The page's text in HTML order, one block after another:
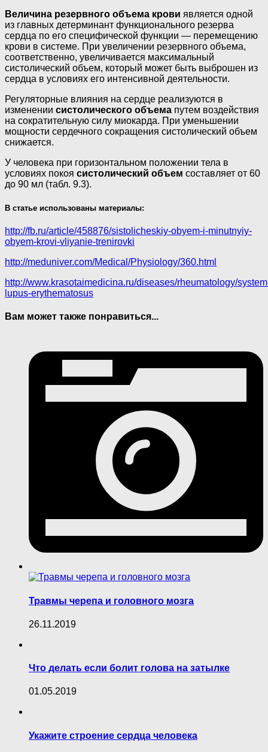
Величина резервного объема крови является одной
из главных детерминант функционального резерва
сердца по его специфической функции — перемещению
крови в системе. При увеличении резервного объема,
соответственно, увеличивается максимальный
систолический объем, который может быть выброшен из
сердца в условиях его интенсивной деятельности.
Регуляторные влияния на сердце реализуются в
изменении систолического объема путем воздействия
на сократительную силу миокарда. При уменьшении
мощности сердечного сокращения систолический объем
снижается.
У человека при горизонтальном положении тела в
условиях покоя систолический объем составляет от 60
до 90 мл (табл. 9.3).
В статье использованы материалы:
http://fb.ru/article/458876/sistolicheskiy-obyem-i-minutnyiy-
obyem-krovi-vliyanie-trenirovki
http://meduniver.com/Medical/Physiology/360.html
http://www.krasotaimedicina.ru/diseases/rheumatology/
lupus-erythematosus
Вам может также понравиться...
Травмы черепа и головного мозга
26.11.2019
Что делать если болит голова на затылке
01.05.2019
Укажите строение сердца человека